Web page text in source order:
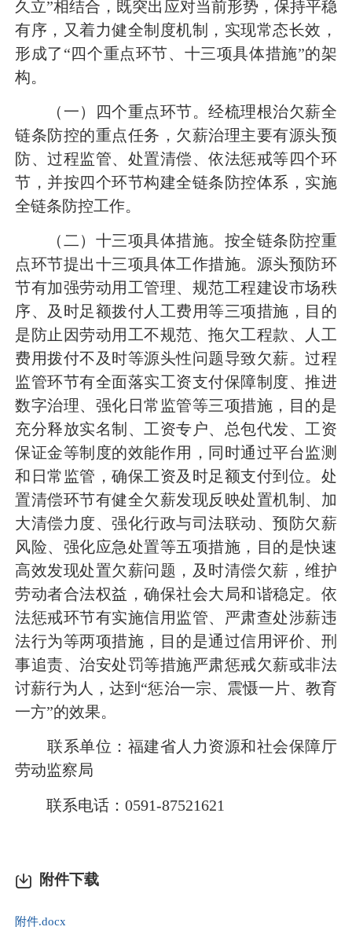
久立”相结合，既突出应对当前形势，保持平稳
有序，又着力健全制度机制，实现常态长效，
形成了“四个重点环节、十三项具体措施”的架
构。
（一）四个重点环节。经梳理根治欠薪全
链条防控的重点任务，欠薪治理主要有源头预
防、过程监管、处置清偿、依法惩戒等四个环
节，并按四个环节构建全链条防控体系，实施
全链条防控工作。
（二）十三项具体措施。 按全链条防控重
点环节提出十三项具体工作措施。源头预防环
节有加强劳动用工管理、规范工程建设市场秩
序、及时足额拨付人工费用等三项措施，目的
是防止因劳动用工不规范、拖欠工程款、人工
费用拨付不及时等源头性问题导致欠薪。过程
监管环节有全面落实工资支付保障制度、推进
数字治理、强化日常监管等三项措施，目的是
充分释放实名制、工资专户、总包代发、工资
保证金等制度的效能作用，同时通过平台监测
和日常监管，确保工资及时足额支付到位。处
置清偿环节有健全欠薪发现反映处置机制、加
大清偿力度、强化行政与司法联动、预防欠薪
风险、强化应急处置等五项措施，目的是快速
高效发现处置欠薪问题，及时清偿欠薪，维护
劳动者合法权益，确保社会大局和谐稳定。依
法惩戒环节有实施信用监管、严肃查处涉薪违
法行为等两项措施，目的是通过信用评价、刑
事追责、治安处罚等措施严肃惩戒欠薪或非法
讨薪行为人，达到“惩治一宗、震慑一片、教育
一方”的效果。
联系单位：福建省人力资源和社会保障厅
劳动监察局
联系电话：0591-87521621
附件下载
附件.docx